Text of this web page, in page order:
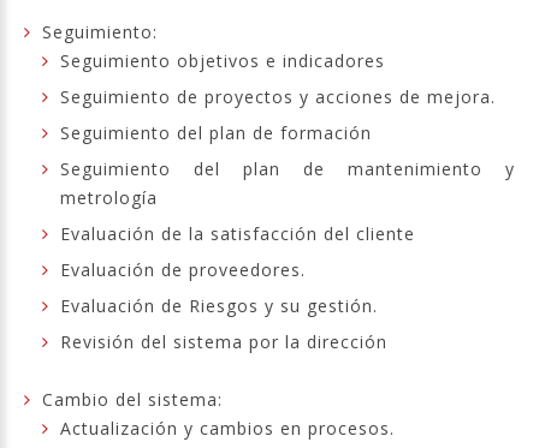
Seguimiento:
Seguimiento objetivos e indicadores
Seguimiento de proyectos y acciones de mejora.
Seguimiento del plan de formación
Seguimiento del plan de mantenimiento y
metrología
Evaluación de la satisfacción del cliente
Evaluación de proveedores.
Evaluación de Riesgos y su gestión.
Revisión del sistema por la dirección
Cambio del sistema:
Actualización y cambios en procesos.